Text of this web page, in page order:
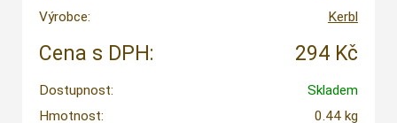
Výrobce:
Kerbl
Cena s DPH: 294 Kč
Dostupnost:
Skladem
Hmotnost:
0.44 kg